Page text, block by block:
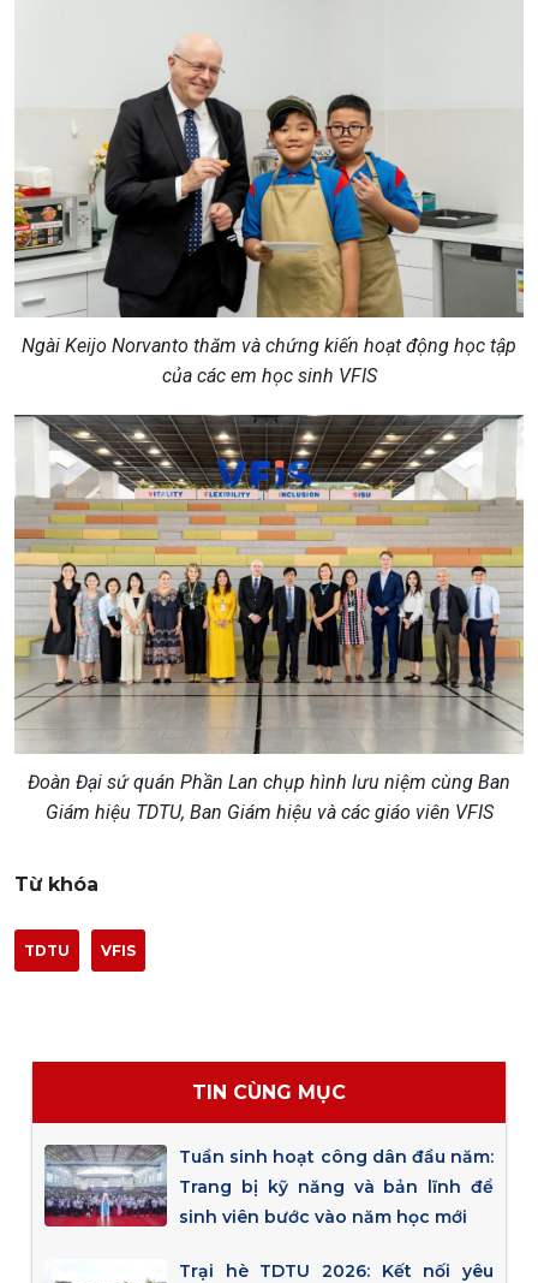
Ngài Keijo Norvanto thăm và chứng kiến hoạt động học tập
của các em học sinh VFIS
Đoàn Đại sứ quán Phần Lan chụp hình lưu niệm cùng Ban
Giám hiệu TDTU, Ban Giám hiệu và các giáo viên VFIS
Từ khóa
TDTU VFIS
TIN CÙNG MỤC
Tuần sinh hoạt công dân đầu năm:
Trang bị kỹ năng và bản lĩnh để
sinh viên bước vào năm học mới
Trại hè TDTU 2026: Kết nối yêu